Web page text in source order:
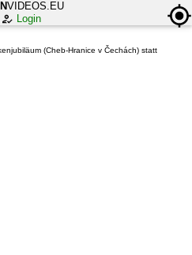
VIDEOS.EU
Login
(Cheb-Hranice v Čechách) statt